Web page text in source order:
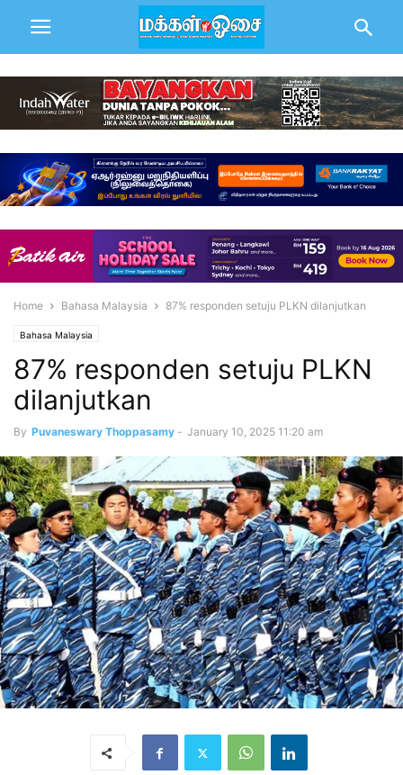
Home Bahasa Malaysia 87% responden setuju PLKN dilanjutkan
Bahasa Malaysia
87% responden setuju PLKN
dilanjutkan
By Puvaneswary Thoppasamy - January 10, 2025 11:20 am